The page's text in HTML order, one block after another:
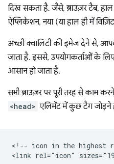
दिख सकता है. जैसे, ब्राउज़र टैब,
ऐप्लिकेशन, नया (या हाल ही में
अच्छी क्वालिटी की इमेज देने से,
जाता है. इससे, उपयोगकर्ताओं के
आसान हो जाता है.
सभी ब्राउज़र पर पूरी तरह से काम
<head> एलिमेंट में कुछ टैग जोड़ने
<!-- icon in the highest
<link rel="icon"